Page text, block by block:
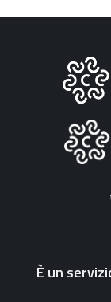
"Fattura
È un